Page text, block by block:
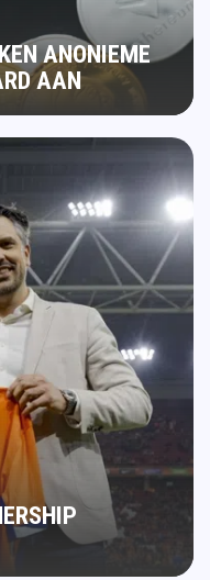
ANONIEME
AAN